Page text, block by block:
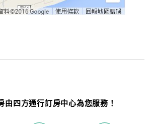
四方通行訂房中心為您服務！